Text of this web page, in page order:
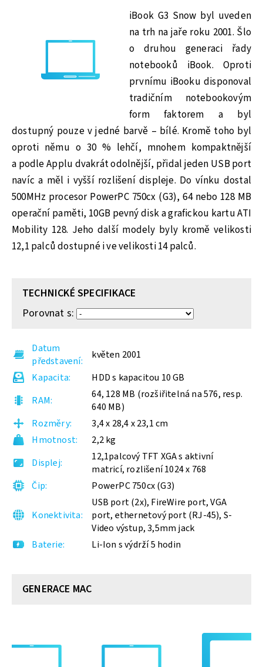
iBook G3 Snow byl uveden
na trh na jaře roku 2001. Šlo
o druhou generaci řady
notebooků iBook. Oproti
prvnímu iBooku disponoval
tradičním notebookovým
form faktorem a byl
dostupný pouze v jedné barvě – bílé. Kromě toho byl
oproti němu o 30 % lehčí, mnohem kompaktnější
a podle Applu dvakrát odolnější, přidal jeden USB port
navíc a měl i vyšší rozlišení displeje. Do vínku dostal
500MHz procesor PowerPC 750cx (G3), 64 nebo 128 MB
operační paměti, 10GB pevný disk a grafickou kartu ATI
Mobility 128. Jeho další modely byly kromě velikosti
12,1 palců dostupné i ve velikosti 14 palců.
TECHNICKÉ SPECIFIKACE
Porovnat s:
Datum
představení
květen 2001
Kapacita
HDD s kapacitou 10 GB
RAM
64, 128 MB (rozšiřitelná na 576, resp.
640 MB)
Rozměry
3,4 x 28,4 x 23,1 cm
Hmotnost
2,2 kg
Displej
12,1palcový TFT XGA s aktivní
matricí, rozlišení 1024 x 768
Čip
PowerPC 750cx (G3)
Konektivita
USB port (2x), FireWire port, VGA
port, ethernetový port (RJ-45), S-
Video výstup, 3,5mm jack
Baterie
Li-Ion s výdrží 5 hodin
GENERACE MAC